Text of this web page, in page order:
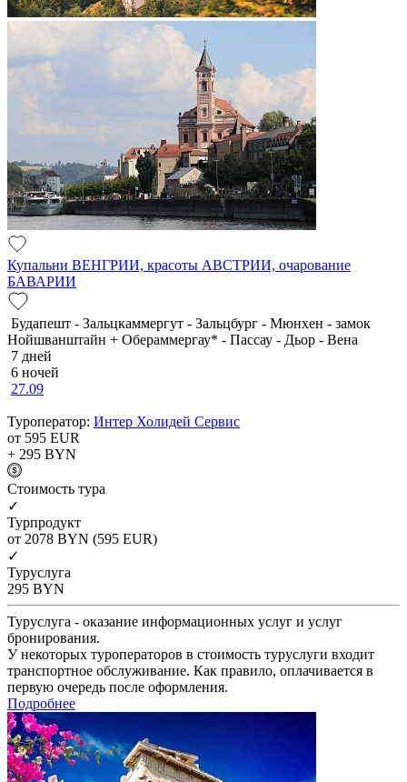
Купальни ВЕНГРИИ, красоты АВСТРИИ, очарование
БАВАРИИ
Будапешт - Зальцкаммергут - Зальцбург - Мюнхен - замок
Нойшванштайн + Обераммергау* - Пассау - Дьор - Вена
7 дней
6 ночей
27.09
Туроператор: Интер Холидей Сервис
от 595 EUR
+ 295 BYN
Cтоимость тура
✓
Турпродукт
от 2078 BYN (595 EUR)
✓
Туруслуга
295 BYN
Туруслуга - оказание информационных услуг и услуг
бронирования.
У некоторых туроператоров в стоимость туруслуги входит
транспортное обслуживание. Как правило, оплачивается в
первую очередь после оформления.
Подробнее